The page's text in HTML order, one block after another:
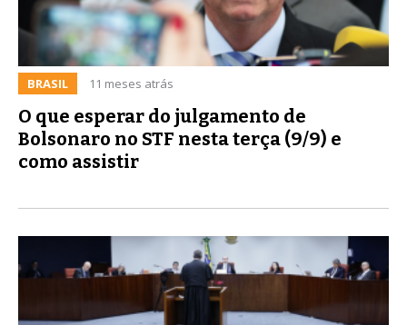
BRASIL 11 meses atrás
O que esperar do julgamento de
Bolsonaro no STF nesta terça (9/9) e
como assistir